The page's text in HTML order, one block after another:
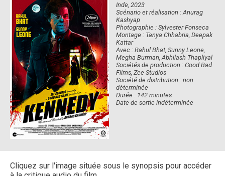
Inde, 2023
Scénario et réalisation : Anurag
Kashyap
Photographie : Sylvester Fonseca
Montage : Tanya Chhabria, Deepak
Kattar
Avec : Rahul Bhat, Sunny Leone,
Megha Burman, Abhilash Thapliyal
Sociétés de production : Good Bad
Films, Zee Studios
Société de distribution : non
déterminée
Durée : 142 minutes
Date de sortie indéterminée
Cliquez sur l'image située sous le synopsis pour accéder